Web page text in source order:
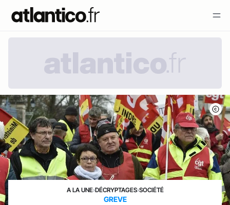
A LA UNE›DÉCRYPTAGES›SOCIÉTÉ
GREVE